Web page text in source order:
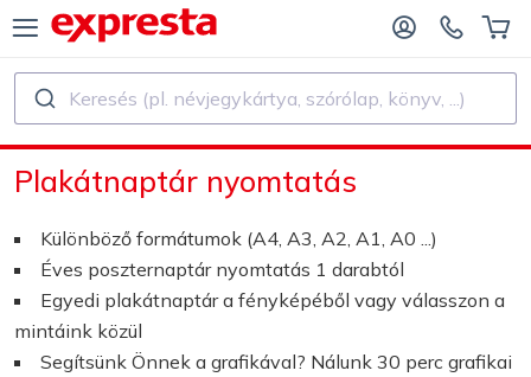
Nyomtatás
Matrica és Címke
TERMÉK
ÉS SZERZŐK SZÁMÁRA
Keresés (pl. névjegykártya, szórólap, könyv, ...)
Plakátnaptár nyomtatás
Különböző formátumok (A4, A3, A2, A1, A0 ...)
Éves poszternaptár nyomtatás 1 darabtól
Egyedi plakátnaptár a fényképéből vagy válasszon a
mintáink közül
Segítsünk Önnek a grafikával? Nálunk 30 perc grafikai